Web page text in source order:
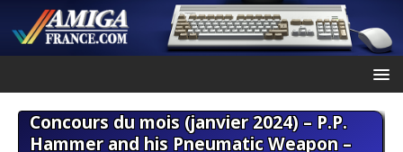
Concours du mois (janvier 2024) – P.P.
Hammer and his Pneumatic Weapon –